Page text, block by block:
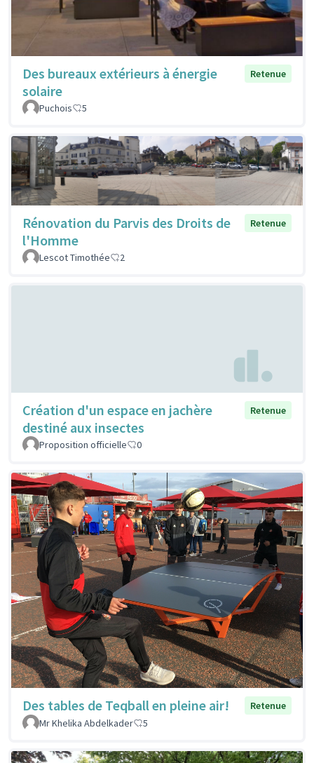
Des bureaux extérieurs à énergie
solaire
Retenue
Puchois 5
Rénovation du Parvis des Droits de
l'Homme
Retenue
Lescot Timothée 2
Création d'un espace en jachère
destiné aux insectes
Retenue
Proposition officielle 0
Des tables de Teqball en pleine air!
Retenue
Mr Khelika Abdelkader
5